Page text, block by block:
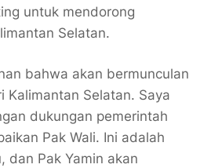
untuk mendorong
Selatan.
bahwa akan bermunculan
Selatan. Saya
dukungan pemerintah
Pak Wali. Ini adalah
dan Pak Yamin akan